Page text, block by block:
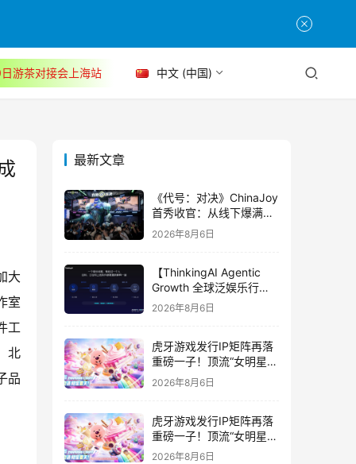
游茶对接会上海站 中文 (中国)
大
室
工
北
品
最新文章
《代号：对决》ChinaJoy
首秀收官：从线下爆满看
见玩家的真实期待
2026年8月6日
【ThinkingAI Agentic
Growth 全球泛娱乐行业
峰会】Agent 时代，人到
2026年8月6日
虎牙游戏发行IP矩阵再落
重磅一子！顶流“女明星”
ZANMANG LOOPY 正版
3D消除手游《消消奇遇》
2026年8月6日
虎牙游戏发行IP矩阵再落
重磅一子！顶流“女明星”
ZANMANG LOOPY 正版
2026年8月6日